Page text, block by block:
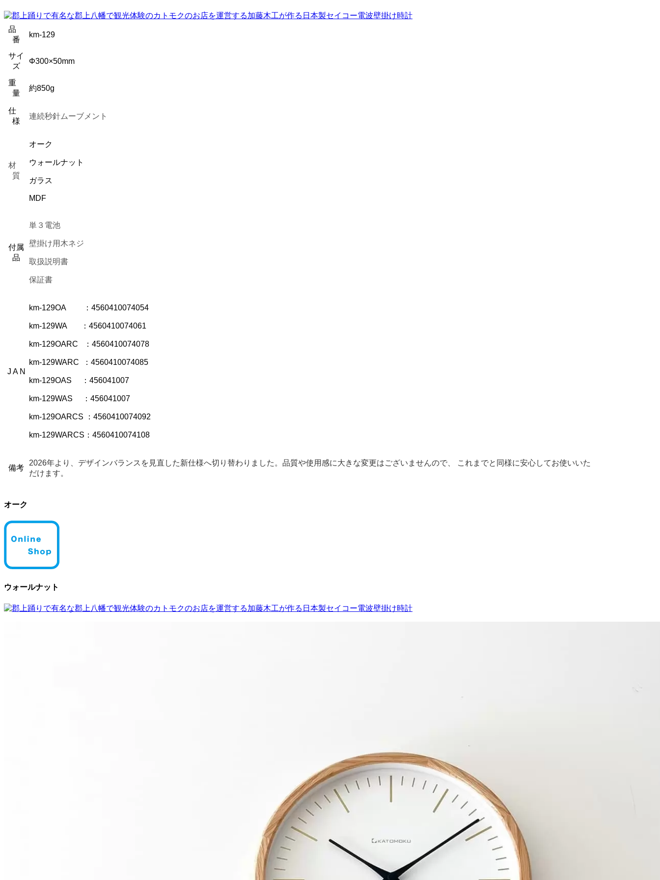
品
番
km-129
サイ
ズ
Φ300×50mm
重
量
約850g
仕
様
連続秒針ムーブメント
材
質
オーク
ウォールナット
ガラス
MDF
付属
品
単３電池
壁掛け用木ネジ
取扱説明書
保証書
J A N
km-129OA ：4560410074054
km-129WA ：4560410074061
km-129OARC ：4560410074078
km-129WARC ：4560410074085
km-129OAS ：456041007
km-129WAS ：456041007
km-129OARCS ：4560410074092
km-129WARCS：4560410074108
備考
2026年より、デザインバランスを見直した新仕様へ切り替わりました。品質や使用感に大きな変更はございませんので、 これまでと同様に安心してお使いいた
だけます。
オーク
ウォールナット